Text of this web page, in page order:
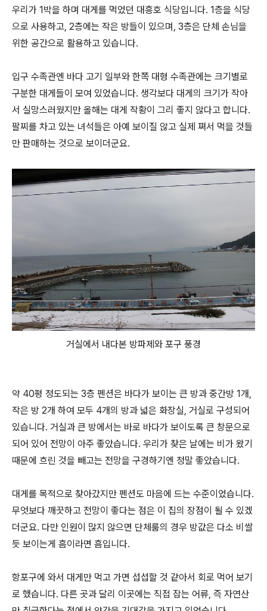
우리가 1박을 하며 대게를 먹었던 대흥호 식당입니다. 1층을 식당
으로 사용하고, 2층에는 작은 방들이 있으며, 3층은 단체 손님을
위한 공간으로 활용하고 있습니다.
입구 수족관엔 바다 고기 일부와 한쪽 대형 수족관에는 크기별로
구분한 대게들이 모여 있었습니다. 생각보다 대게의 크기가 작아
서 실망스러웠지만 올해는 대게 작황이 그리 좋지 않다고 합니다.
팔찌를 차고 있는 녀석들은 아예 보이질 않고 실제 쪄서 먹을 것들
만 판매하는 것으로 보이더군요.
거실에서 내다본 방파제와 포구 풍경
약 40평 정도되는 3층 펜션은 바다가 보이는 큰 방과 중간방 1개,
작은 방 2개 하여 모두 4개의 방과 넓은 화장실, 거실로 구성되어
있습니다. 거실과 큰 방에서는 바로 바다가 보이도록 큰 창문으로
되어 있어 전망이 아주 좋았습니다. 우리가 찾은 날에는 비가 왔기
때문에 흐린 것을 빼고는 전망을 구경하기엔 정말 좋았습니다.
대게를 목적으로 찾아갔지만 펜션도 마음에 드는 수준이었습니다.
무엇보다 깨끗하고 전망이 좋다는 점은 이 집의 장점이 될 수 있겠
더군요. 다만 인원이 많지 않으면 단체룸의 경우 방값은 다소 비쌀
듯 보이는게 흠이라면 흠입니다.
항포구에 와서 대게만 먹고 가면 섭섭할 것 같아서 회로 먹어 보기
로 했습니다. 다른 곳과 달리 이곳에는 직접 잡는 어류, 즉 자연산